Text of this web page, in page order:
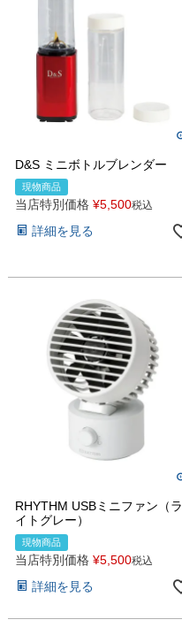
D&S ミニボトルブレンダー
現物商品
当店特別価格 ¥5,500税込
詳細を見る
RHYTHM USBミニファン（ラ
イトグレー）
現物商品
当店特別価格 ¥5,500税込
詳細を見る